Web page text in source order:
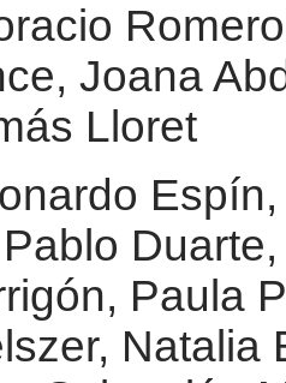
Joana
Lloret
Paula
Natalia